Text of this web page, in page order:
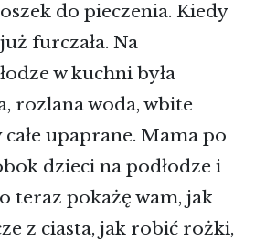
do pieczenia. Kiedy
furczała. Na
w kuchni była
rozlana woda, wbite
całe upaprane. Mama po
dzieci na podłodze i
teraz pokażę wam, jak
z ciasta, jak robić rożki,